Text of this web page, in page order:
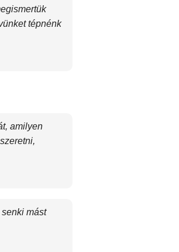
tépnénk
amilyen
mást